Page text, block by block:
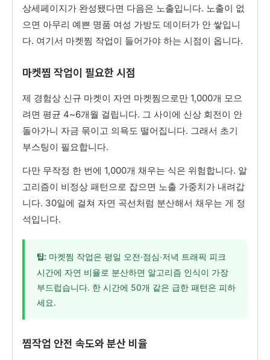
상세페이지가 완성됐다면 다음은 노출입니다. 노출이 없
으면 아무리 예쁜 명품 여성 가방도 데이터가 안 쌓입니
다. 여기서 마켓찜 작업이 들어가야 하는 시점이 옵니다.
마켓찜 작업이 필요한 시점
제 경험상 신규 마켓이 자연 마켓찜으로만 1,000개 모으
려면 평균 4~6개월 걸립니다. 그 사이에 신상 회전이 안
돌아가니 자금 묶이고 의욕도 떨어집니다. 그래서 초기
부스팅이 필요합니다.
다만 무작정 한 번에 1,000개 채우는 식은 위험합니다. 알
고리즘이 비정상 패턴으로 잡으면 노출 가중치가 내려갑
니다. 30일에 걸쳐 자연 곡선처럼 분산해서 채우는 게 정
석입니다.
팁: 마켓찜 작업은 평일 오전·점심·저녁 트래픽 피크
시간에 자연 비율로 분산하면 알고리즘 인식이 가장
부드럽습니다. 한 시간에 50개 같은 급한 패턴은 피하
세요.
찜작업 안전 속도와 분산 비율